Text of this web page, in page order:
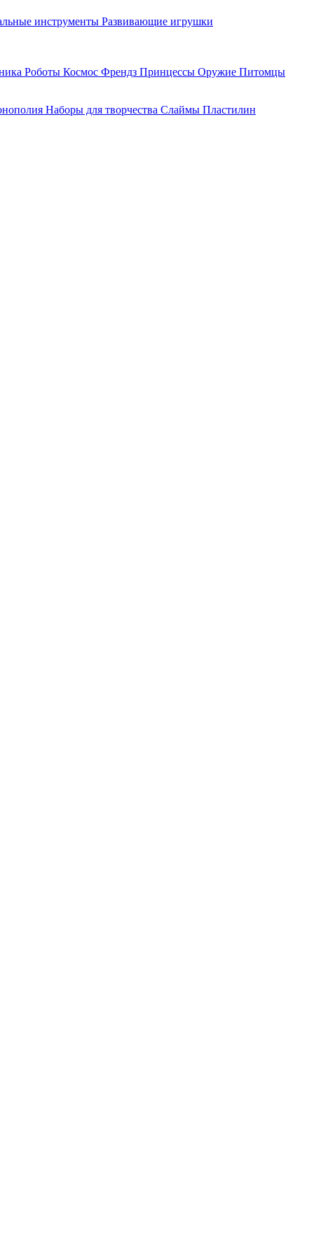
инструменты Развивающие игрушки
Роботы Космос Френдз Принцессы Оружие Питомцы
Наборы для творчества Слаймы Пластилин